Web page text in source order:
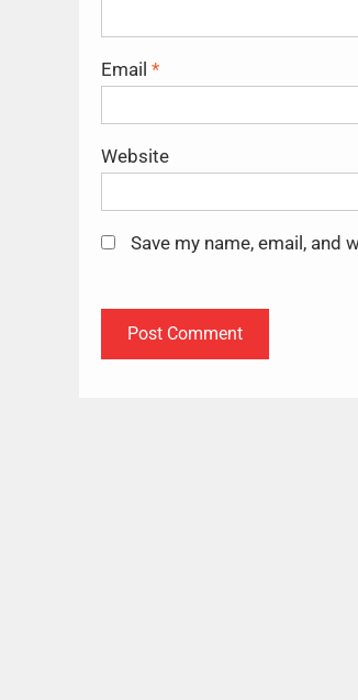
Email *
Website
Save my name, email,